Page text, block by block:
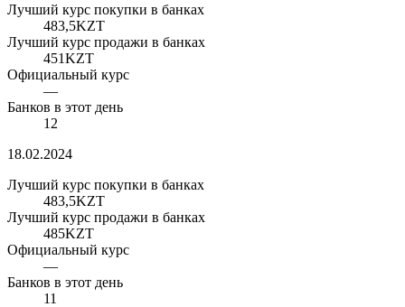
Лучший курс покупки в банках
483,5KZT
Лучший курс продажи в банках
451KZT
Официальный курс
—
Банков в этот день
12
18.02.2024
Лучший курс покупки в банках
483,5KZT
Лучший курс продажи в банках
485KZT
Официальный курс
—
Банков в этот день
11